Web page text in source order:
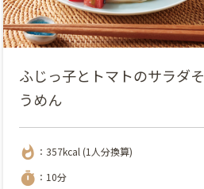
ふじっ子とトマトのサラダそ
うめん
whatshot ：357kcal (1人分換算)
timer ：10分